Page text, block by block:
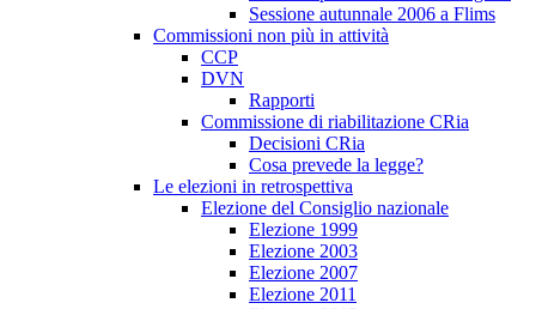
Sessione autunnale 2006 a Flims
Commissioni non più in attività
CCP
DVN
Rapporti
Commissione di riabilitazione CRia
Decisioni CRia
Cosa prevede la legge?
Le elezioni in retrospettiva
Elezione del Consiglio nazionale
Elezione 1999
Elezione 2003
Elezione 2007
Elezione 2011